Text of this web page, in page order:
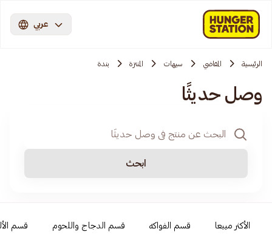
عربي
الرئيسية المقاضي سيهات المنتزة بندة
وصل حديثًا
ابحث
الأكثر مبيعا قسم الفواكه قسم الدجاج واللحوم قسم